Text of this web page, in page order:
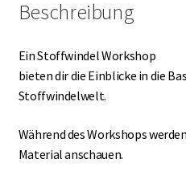
Beschreibung
Ein Stoffwindel Workshop
bieten dir die Einblicke in die
Stoffwindelwelt.
Während des Workshops
Material anschauen.